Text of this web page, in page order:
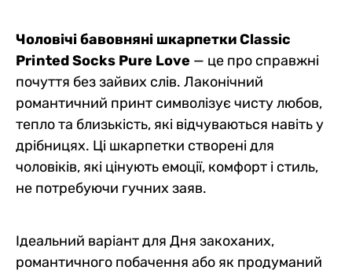
Чоловічі бавовняні шкарпетки Classic
Printed Socks Pure Love — це про справжні
почуття без зайвих слів. Лаконічний
романтичний принт символізує чисту любов,
тепло та близькість, які відчуваються навіть у
дрібницях. Ці шкарпетки створені для
чоловіків, які цінують емоції, комфорт і стиль,
не потребуючи гучних заяв.
Ідеальний варіант для Дня закоханих,
романтичного побачення або як продуманий